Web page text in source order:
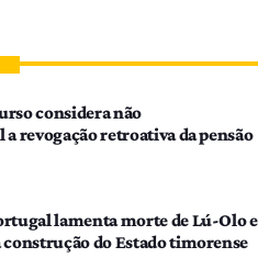
considera não
revogação retroativa da pensão
lamenta morte de Lú-Olo e
construção do Estado timorense